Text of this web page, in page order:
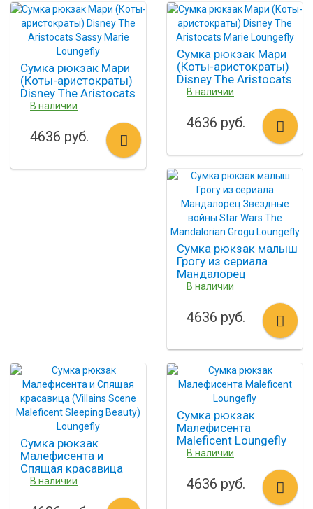
Сумка рюкзак Мари
(Коты-аристократы)
Disney The Aristocats
Sassy Marie Loungefly
В наличии
4636 руб.
Сумка рюкзак Мари
(Коты-аристократы)
Disney The Aristocats
Marie Loungefly
В наличии
4636 руб.
Сумка рюкзак малыш
Грогу из сериала
Мандалорец
Звездные войны Star
Grogu Loungefly
В наличии
4636 руб.
Сумка рюкзак
Малефисента и
Спящая красавица
(Villains Scene
В наличии
Сумка рюкзак
Малефисента
Maleficent Loungefly
В наличии
4636 руб.